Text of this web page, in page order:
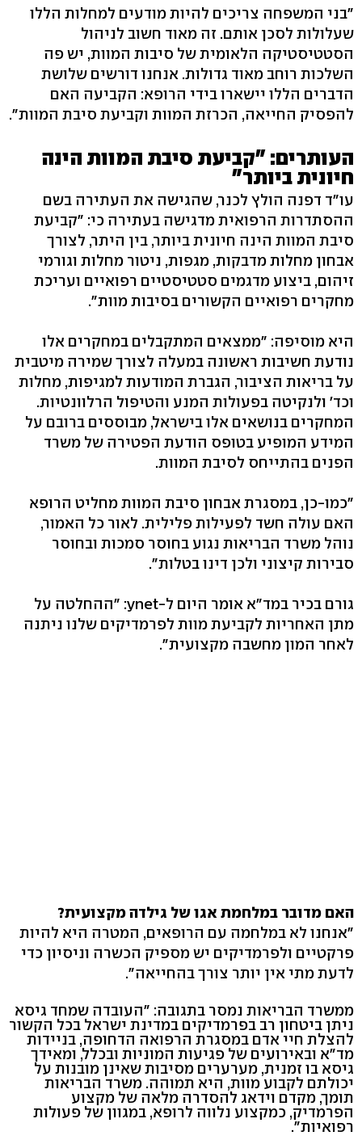
"בני המשפחה צריכים להיות מודעים למחלות הללו
שעלולות לסכן אותם. זה מאוד חשוב לניהול
הסטטיסטיקה הלאומית של סיבות המוות, יש פה
השלכות רוחב מאוד גדולות. אנחנו דורשים שלושת
הדברים הללו יישארו בידי הרופא: הקביעה האם
להפסיק החייאה, הכרזת המוות וקביעת סיבת המוות".
העותרים: "קביעת סיבת המוות הינה
חיונית ביותר"
עו"ד דפנה הולץ לכנר, שהגישה את העתירה בשם
ההסתדרות הרפואית מדגישה בעתירה כי: "קביעת
סיבת המוות הינה חיונית ביותר, בין היתר, לצורך
אבחון מחלות מדבקות, מגפות, ניטור מחלות וגורמי
זיהום, ביצוע מדגמים סטטיסטיים רפואיים ועריכת
מחקרים רפואיים הקשורים בסיבות מוות".
היא מוסיפה: "ממצאים המתקבלים במחקרים אלו
נודעת חשיבות ראשונה במעלה לצורך שמירה מיטבית
על בריאות הציבור, הגברת המודעות למגיפות, מחלות
וכד' ולנקיטה בפעולות המנע והטיפול הרלוונטיות.
המחקרים בנושאים אלו בישראל, מבוססים ברובם על
המידע המופיע בטופס הודעת הפטירה של משרד
הפנים בהתייחס לסיבת המוות.
"כמו-כן, במסגרת אבחון סיבת המוות מחליט הרופא
האם עולה חשד לפעילות פלילית. לאור כל האמור,
נוהל משרד הבריאות נגוע בחוסר סמכות ובחוסר
סבירות קיצוני ולכן דינו בטלות".
גורם בכיר במד"א אומר היום ל-ynet: "ההחלטה על
מתן האחריות לקביעת מוות לפרמדיקים שלנו ניתנה
לאחר המון מחשבה מקצועית".
האם מדובר במלחמת אגו של גילדה מקצועית?
"אנחנו לא במלחמה עם הרופאים, המטרה היא להיות
פרקטיים ולפרמדיקים יש מספיק הכשרה וניסיון כדי
לדעת מתי אין יותר צורך בהחייאה".
ממשרד הבריאות נמסר בתגובה: "העובדה שמחד גיסא
ניתן ביטחון רב בפרמדיקים במדינת ישראל בכל הקשור
להצלת חיי אדם במסגרת הרפואה הדחופה, בניידות
מד"א ובאירועים של פגיעות המוניות ובכלל, ומאידך
גיסא בו זמנית, מערערים מסיבות שאינן מובנות על
יכולתם לקבוע מוות, היא תמוהה. משרד הבריאות
תומך, מקדם וידאג להסדרה מלאה של מקצוע
הפרמדיק, כמקצוע נלווה לרופא, במגוון של פעולות
רפואיות".